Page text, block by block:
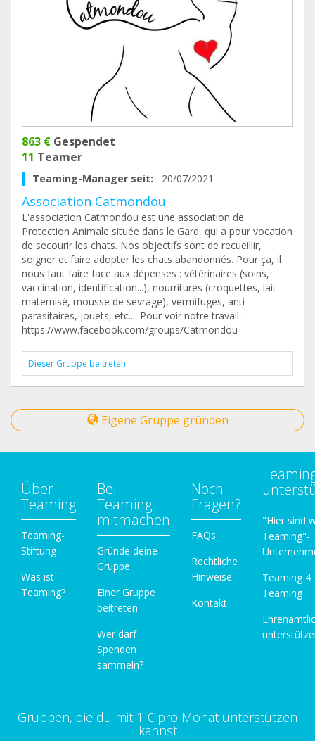
863 € Gespendet
11 Teamer
Teaming-Manager seit: 20/07/2021
Association Catmondou
L'association Catmondou est une association de
Protection Animale située dans le Gard, qui a pour vocation
de secourir les chats. Nos objectifs sont de recueillir,
soigner et faire adopter les chats abandonnés. Pour ça, il
nous faut faire face aux dépenses : vétérinaires (soins,
vaccination, identification...), nourritures (croquettes, lait
maternisé, mousse de sevrage), vermifuges, anti
parasitaires, jouets, etc.... Pour voir notre travail :
https://www.facebook.com/groups/Catmondou
Dieser Gruppe beitreten
Eigene Gruppe gründen
Über
Teaming
Teaming-
Stiftung
Was ist
Teaming?
Bei
Teaming
mitmachen
Gründe deine
Gruppe
Einer Gruppe
beitreten
Wer darf
Spenden
sammeln?
Noch
Fragen?
FAQs
Rechtliche
Hinweise
Kontakt
"Hier sind
Teaming"-
Teaming 4
Teaming
Gruppen, die du mit 1 € pro Monat unterstützen
kannst